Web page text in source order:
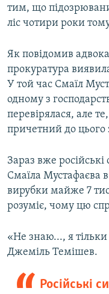
тим, що
ліс чотири роки
Як повідомив
прокуратура
У той час Смаїл
одному з
перевірялася, але
причетний до цього
Зараз вже
Смаїла Мустафаєва
вирубки майже 7
розуміє, чому цю
«Не знаю..., я
Джеміль Темішев.
Російські